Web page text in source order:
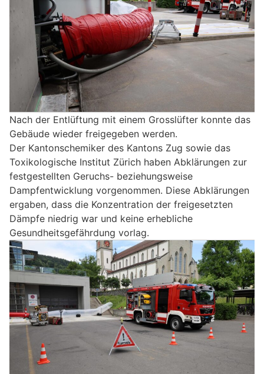
Nach der Entlüftung mit einem Grosslüfter konnte das
Gebäude wieder freigegeben werden.
Der Kantonschemiker des Kantons Zug sowie das
Toxikologische Institut Zürich haben Abklärungen zur
festgestellten Geruchs- beziehungsweise
Dampfentwicklung vorgenommen. Diese Abklärungen
ergaben, dass die Konzentration der freigesetzten
Dämpfe niedrig war und keine erhebliche
Gesundheitsgefährdung vorlag.